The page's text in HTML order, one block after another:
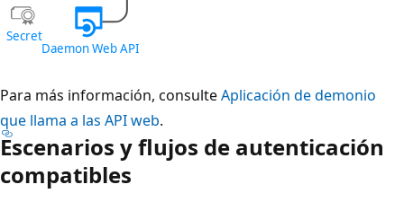
Para más información, consulteAplicación de demonio
que llama a las API web.
Escenarios y flujos de autenticación
compatibles